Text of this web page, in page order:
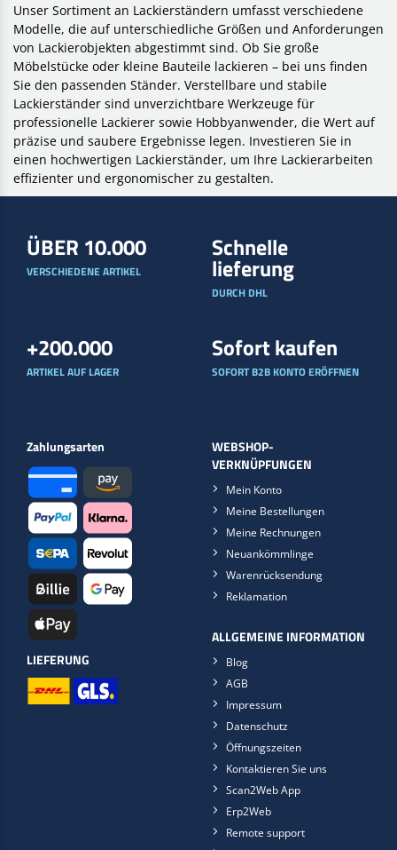
Unser Sortiment an Lackierständern umfasst verschiedene
Modelle, die auf unterschiedliche Größen und Anforderungen
von Lackierobjekten abgestimmt sind. Ob Sie große
Möbelstücke oder kleine Bauteile lackieren – bei uns finden
Sie den passenden Ständer. Verstellbare und stabile
Lackierständer sind unverzichtbare Werkzeuge für
professionelle Lackierer sowie Hobbyanwender, die Wert auf
präzise und saubere Ergebnisse legen. Investieren Sie in
einen hochwertigen Lackierständer, um Ihre Lackierarbeiten
effizienter und ergonomischer zu gestalten.
ÜBER 10.000
VERSCHIEDENE ARTIKEL
Schnelle
lieferung
DURCH DHL
+200.000
ARTIKEL AUF LAGER
Sofort kaufen
SOFORT B2B KONTO ERÖFFNEN
Zahlungsarten
LIEFERUNG
WEBSHOP-
VERKNÜPFUNGEN
Mein Konto
Meine Bestellungen
Meine Rechnungen
Neuankömmlinge
Warenrücksendung
Reklamation
ALLGEMEINE INFORMATION
Blog
AGB
Impressum
Datenschutz
Öffnungszeiten
Kontaktieren Sie uns
Scan2Web App
Erp2Web
Remote support